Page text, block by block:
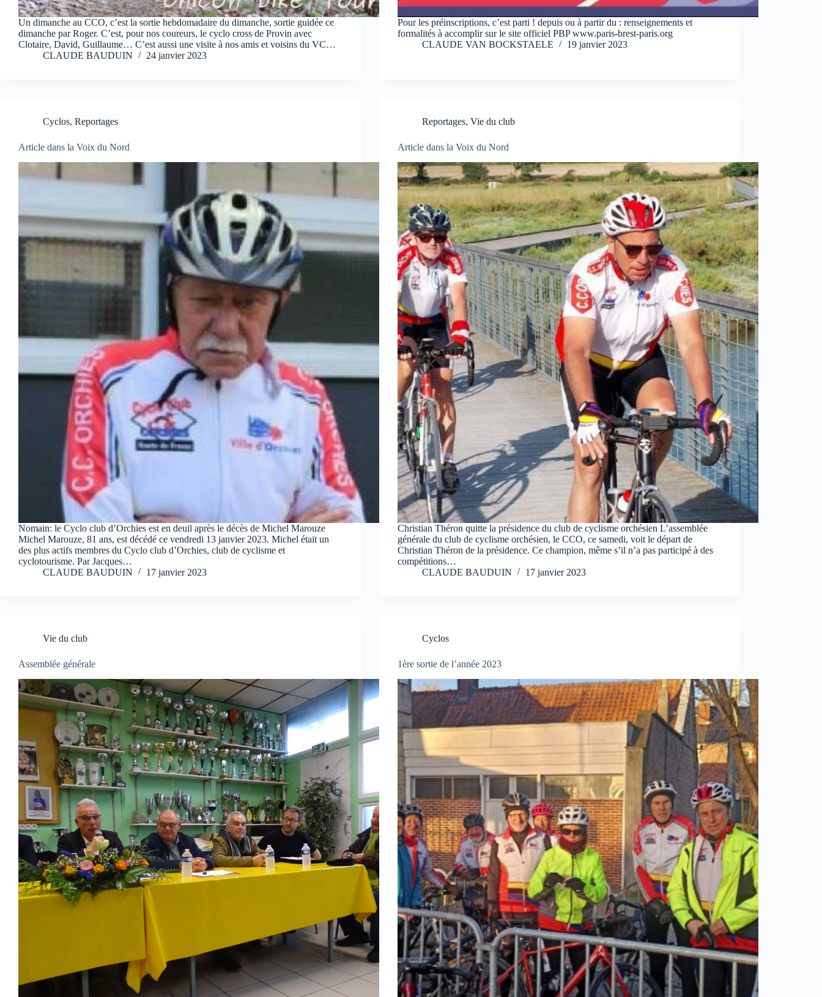
Un dimanche au CCO, c’est la sortie hebdomadaire du dimanche, sortie guidée ce
dimanche par Roger. C’est, pour nos coureurs, le cyclo cross de Provin avec
Clotaire, David, Guillaume… C’est aussi une visite à nos amis et voisins du VC…
CLAUDE BAUDUIN
24 janvier 2023
Pour les préinscriptions, c’est parti ! depuis ou à partir du : renseignements et
formalités à accomplir sur le site officiel PBP www.paris-brest-paris.org
CLAUDE VAN BOCKSTAELE
19 janvier 2023
Cyclos, Reportages
Article dans la Voix du Nord
Nomain: le Cyclo club d’Orchies est en deuil après le décès de Michel Marouze
Michel Marouze, 81 ans, est décédé ce vendredi 13 janvier 2023. Michel était un
des plus actifs membres du Cyclo club d’Orchies, club de cyclisme et
cyclotourisme. Par Jacques…
CLAUDE BAUDUIN
17 janvier 2023
Reportages, Vie du club
Article dans la Voix du Nord
Christian Théron quitte la présidence du club de cyclisme orchésien L’assemblée
générale du club de cyclisme orchésien, le CCO, ce samedi, voit le départ de
Christian Théron de la présidence. Ce champion, même s’il n’a pas participé à des
compétitions…
CLAUDE BAUDUIN
17 janvier 2023
Vie du club
Assemblée générale
Cyclos
1ère sortie de l’année 2023